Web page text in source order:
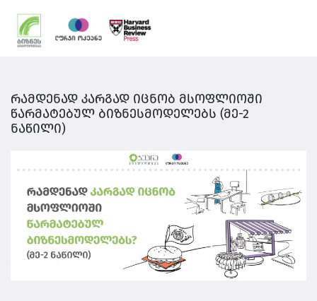
რამდენად კარგად იცნობ მსოფლიოში
წარმატებულ ბიზნესმოდელებს (მე-2
ნაწილი)